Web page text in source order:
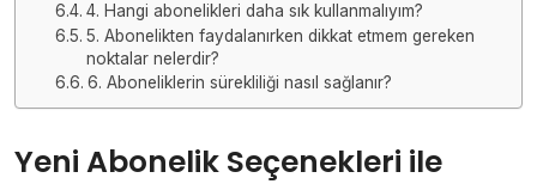
4. Hangi abonelikleri daha sık kullanmalıyım?
5. Abonelikten faydalanırken dikkat etmem gereken
noktalar nelerdir?
6. Aboneliklerin sürekliliği nasıl sağlanır?
Yeni Abonelik Seçenekleri ile